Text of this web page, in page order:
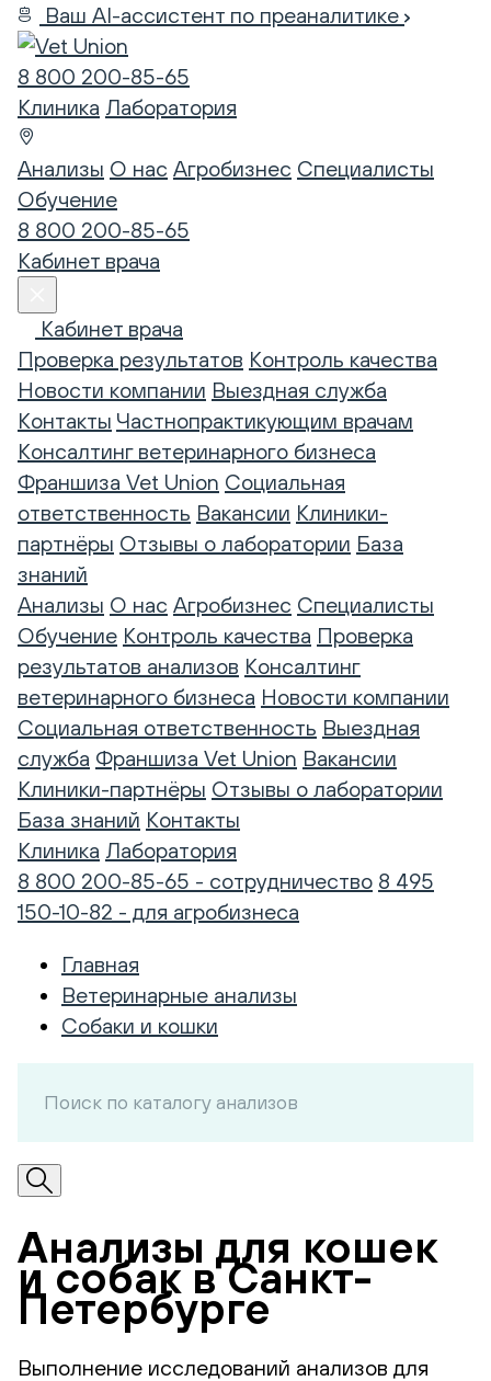
Ваш AI-ассистент по преаналитике
8 800 200-85-65
Клиника Лаборатория
Анализы О нас Агробизнес Специалисты
Обучение
8 800 200-85-65
Кабинет врача
Кабинет врача
Проверка результатов Контроль качества
Новости компании Выездная служба
Контакты Частнопрактикующим врачам
Консалтинг ветеринарного бизнеса
Франшиза Vet Union Социальная
ответственность Вакансии Клиники-
партнёры Отзывы о лаборатории База
знаний
Анализы О нас Агробизнес Специалисты
Обучение Контроль качества Проверка
результатов анализов Консалтинг
ветеринарного бизнеса Новости компании
Социальная ответственность Выездная
служба Франшиза Vet Union Вакансии
Клиники-партнёры Отзывы о лаборатории
База знаний Контакты
Клиника Лаборатория
8 800 200-85-65 - сотрудничество 8 495
150-10-82 - для агробизнеса
Главная
Ветеринарные анализы
Собаки и кошки
Анализы для кошек
и собак в Санкт-
Петербурге
Выполнение исследований анализов для